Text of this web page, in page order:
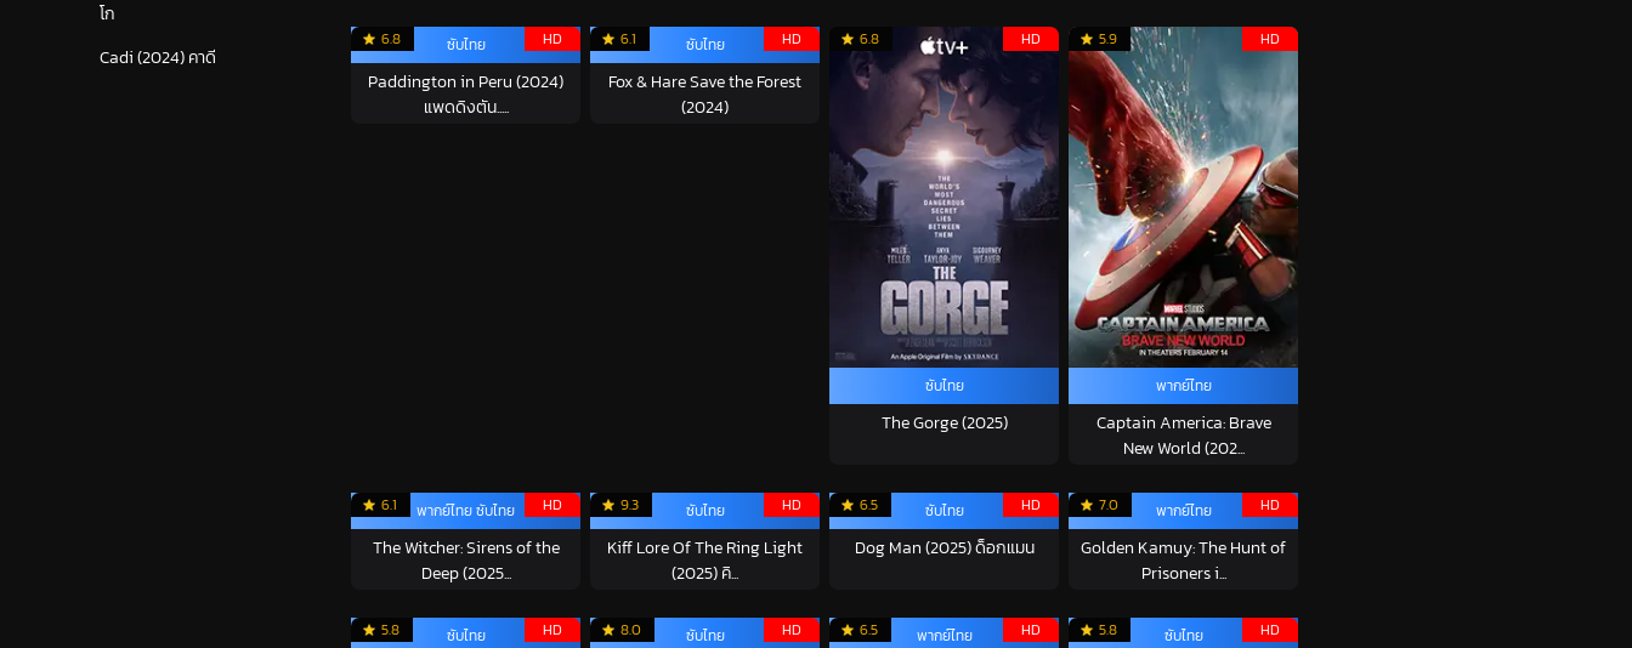
โก
Cadi (2024) คาดี
6.8 HD
ซับไทย
Paddington in Peru (2024)
แพดดิงตัน.....
6.1 HD
ซับไทย
Fox & Hare Save the Forest
(2024)
6.8 HD
ซับไทย
The Gorge (2025)
5.9 HD
พากย์ไทย
Captain America: Brave
New World (202...
6.1 HD
พากย์ไทย ซับไทย
The Witcher: Sirens of the
Deep (2025...
9.3 HD
ซับไทย
Kiff Lore Of The Ring Light
(2025) คิ...
6.5 HD
ซับไทย
Dog Man (2025) ด็อกแมน
7.0 HD
พากย์ไทย
Golden Kamuy: The Hunt of
Prisoners i...
5.8 HD
ซับไทย 8.0 HD
ซับไทย 6.5 HD
พากย์ไทย 5.8 HD
ซับไทย